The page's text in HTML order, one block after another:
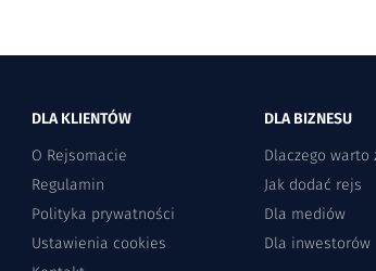
DLA KLIENTÓW
O Rejsomacie
Regulamin
Polityka prywatności
Ustawienia cookies
DLA BIZNESU
Dlaczego warto
Jak dodać rejs
Dla mediów
Dla inwestorów